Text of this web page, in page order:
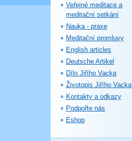
Veřejné meditace a
meditační setkání
Nauka - praxe
Meditační promluvy
English articles
Deutsche Artikel
Dílo Jiřího Vacka
Životopis Jiřího Vacka
Kontakty a odkazy
Podpořte nás
Eshop